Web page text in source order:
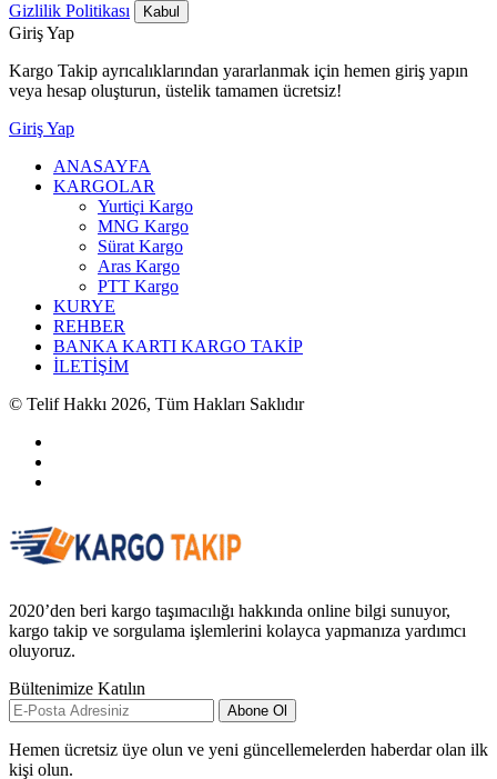
Gizlilik Politikası Kabul
Giriş Yap
Kargo Takip ayrıcalıklarından yararlanmak için hemen giriş yapın
veya hesap oluşturun, üstelik tamamen ücretsiz!
Giriş Yap
ANASAYFA
KARGOLAR
Yurtiçi Kargo
MNG Kargo
Sürat Kargo
Aras Kargo
PTT Kargo
KURYE
REHBER
BANKA KARTI KARGO TAKİP
İLETİŞİM
© Telif Hakkı 2026, Tüm Hakları Saklıdır
2020’den beri kargo taşımacılığı hakkında online bilgi sunuyor,
kargo takip ve sorgulama işlemlerini kolayca yapmanıza yardımcı
oluyoruz.
Bültenimize Katılın
Abone Ol
Hemen ücretsiz üye olun ve yeni güncellemelerden haberdar olan ilk
kişi olun.